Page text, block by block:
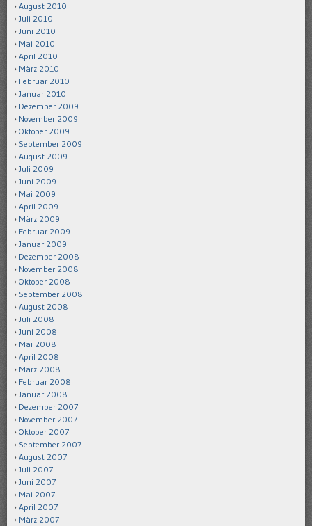
August 2010
Juli 2010
Juni 2010
Mai 2010
April 2010
März 2010
Februar 2010
Januar 2010
Dezember 2009
November 2009
Oktober 2009
September 2009
August 2009
Juli 2009
Juni 2009
Mai 2009
April 2009
März 2009
Februar 2009
Januar 2009
Dezember 2008
November 2008
Oktober 2008
September 2008
August 2008
Juli 2008
Juni 2008
Mai 2008
April 2008
März 2008
Februar 2008
Januar 2008
Dezember 2007
November 2007
Oktober 2007
September 2007
August 2007
Juli 2007
Juni 2007
Mai 2007
April 2007
März 2007